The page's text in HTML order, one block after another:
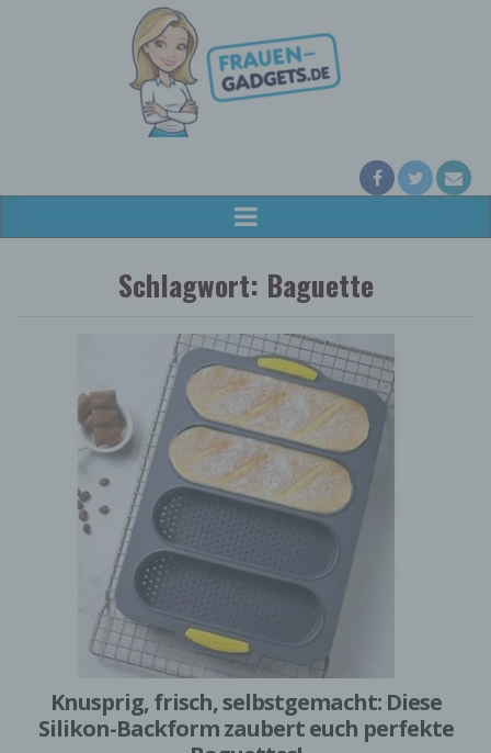
Schlagwort: Baguette
Knusprig, frisch, selbstgemacht: Diese
Silikon-Backform zaubert euch perfekte